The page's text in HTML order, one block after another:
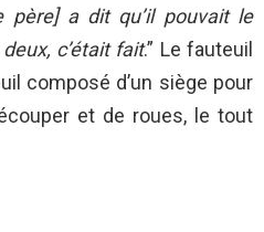
père] a dit qu’il pouvait le
c’était fait.” Le fauteuil
composé d’un siège pour
et de roues, le tout